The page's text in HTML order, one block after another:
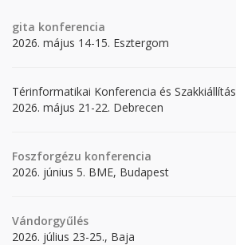
gita konferencia
2026. május 14-15. Esztergom
Térinformatikai Konferencia és Szakkiállítás
2026. május 21-22. Debrecen
Foszforgézu konferencia
2026. június 5. BME, Budapest
Vándorgyűlés
2026. július 23-25., Baja